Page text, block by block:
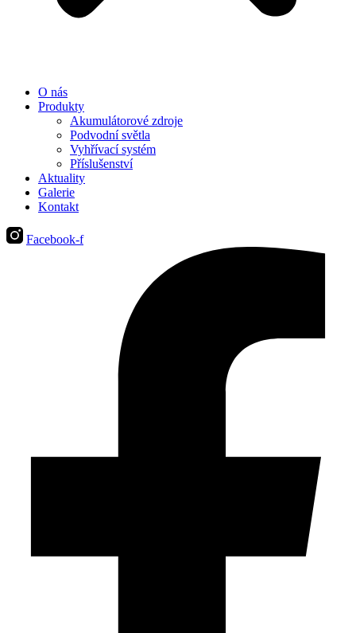
O nás
Produkty
Akumulátorové zdroje
Podvodní světla
Vyhřívací systém
Příslušenství
Aktuality
Galerie
Kontakt
Facebook-f